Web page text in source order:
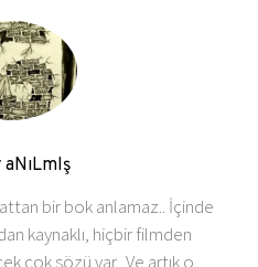
bir bok anlamaz.. İçinde
kaynaklı, hiçbir filmden
çok sözü var.. Ve artık o,